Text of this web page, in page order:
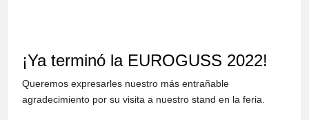
¡Ya terminó la EUROGUSS 2022!
Queremos expresarles nuestro más entrañable
agradecimiento por su visita a nuestro stand en la feria.